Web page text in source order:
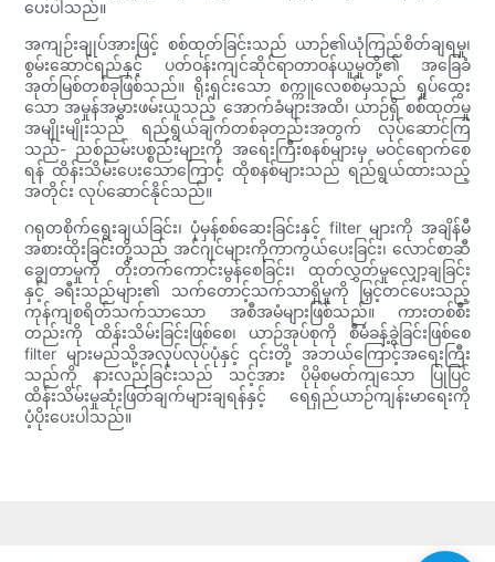
ပေးပါသည်။
အကျဉ်းချုပ်အားဖြင့် စစ်ထုတ်ခြင်းသည် ယာဉ်၏ယုံကြည်စိတ်ချရမှု၊
စွမ်းဆောင်ရည်နှင့် ပတ်ဝန်းကျင်ဆိုင်ရာတာဝန်ယူမှုတို့၏ အခြေခံ
အုတ်မြစ်တစ်ခုဖြစ်သည်။ ရိုးရှင်းသော စက္ကူလေစစ်မှသည် ရှုပ်ထွေး
သော အမှုန်အမွှားဖမ်းယူသည့် အောက်ခံများအထိ၊ ယာဉ်ရှိ စစ်ထုတ်မှု
အမျိုးမျိုးသည် ရည်ရွယ်ချက်တစ်ခုတည်းအတွက် လုပ်ဆောင်ကြ
သည်- ညစ်ညမ်းပစ္စည်းများကို အရေးကြီးစနစ်များမှ မဝင်ရောက်စေ
ရန် ထိန်းသိမ်းပေးသောကြောင့် ထိုစနစ်များသည် ရည်ရွယ်ထားသည့်
အတိုင်း လုပ်ဆောင်နိုင်သည်။
ဂရုတစိုက်ရွေးချယ်ခြင်း၊ ပုံမှန်စစ်ဆေးခြင်းနှင့် filter များကို အချိန်မီ
အစားထိုးခြင်းတို့သည် အင်ဂျင်များကိုကာကွယ်ပေးခြင်း၊ လောင်စာဆီ
ချွေတာမှုကို တိုးတက်ကောင်းမွန်စေခြင်း၊ ထုတ်လွှတ်မှုလျှော့ချခြင်း
နှင့် ခရီးသည်များ၏ သက်တောင့်သက်သာရှိမှုကို မြှင့်တင်ပေးသည့်
ကုန်ကျစရိတ်သက်သာသော အစီအမံများဖြစ်သည်။ ကားတစ်စီး
တည်းကို ထိန်းသိမ်းခြင်းဖြစ်စေ၊ ယာဉ်အုပ်စုကို စီမံခန့်ခွဲခြင်းဖြစ်စေ
filter များမည်သို့အလုပ်လုပ်ပုံနှင့် ၎င်းတို့ အဘယ်ကြောင့်အရေးကြီး
သည်ကို နားလည်ခြင်းသည် သင့်အား ပိုမိုစမတ်ကျသော ပြုပြင်
ထိန်းသိမ်းမှုဆုံးဖြတ်ချက်များချရန်နှင့် ရေရှည်ယာဉ်ကျန်းမာရေးကို
ပံ့ပိုးပေးပါသည်။